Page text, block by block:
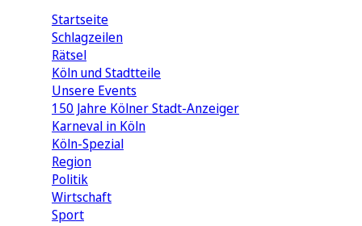
Startseite
Schlagzeilen
Rätsel
Köln und Stadtteile
Unsere Events
150 Jahre Kölner Stadt-Anzeiger
Karneval in Köln
Köln-Spezial
Region
Politik
Wirtschaft
Sport